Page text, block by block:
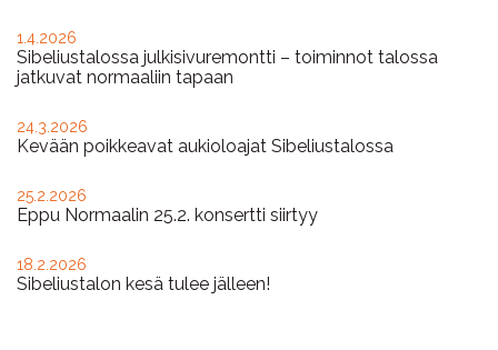
1.4.2026
Sibeliustalossa julkisivuremontti – toiminnot talossa
jatkuvat normaaliin tapaan
24.3.2026
Kevään poikkeavat aukioloajat Sibeliustalossa
25.2.2026
Eppu Normaalin 25.2. konsertti siirtyy
18.2.2026
Sibeliustalon kesä tulee jälleen!